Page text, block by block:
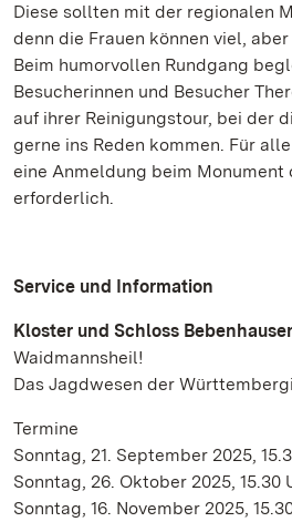
Diese sollten mit der regionalen
denn die Frauen können viel,
Beim humorvollen Rundgang
Besucherinnen und Besucher
auf ihrer Reinigungstour, bei der
gerne ins Reden kommen. Für
eine Anmeldung beim Monument
erforderlich.
Service und Information
Kloster und Schloss
Waidmannsheil!
Das Jagdwesen der
Termine
Sonntag, 21. September 2025,
Sonntag, 26. Oktober 2025, 15.30
Sonntag, 16. November 2025,